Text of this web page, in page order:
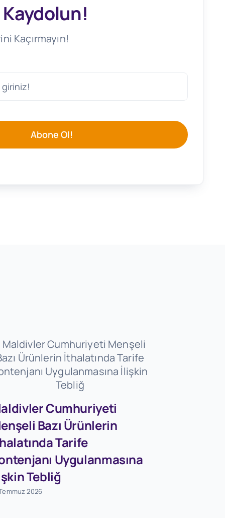
Kaçırmayın!
Abone Ol!
Cumhuriyeti
Bazı Ürünlerin
Tarife
Uygulanmasına
Tebliğ
2026